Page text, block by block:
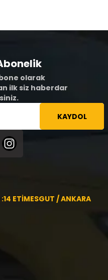
olarak
ilk siz haberdar
KAYDOL
ETİMESGUT / ANKARA